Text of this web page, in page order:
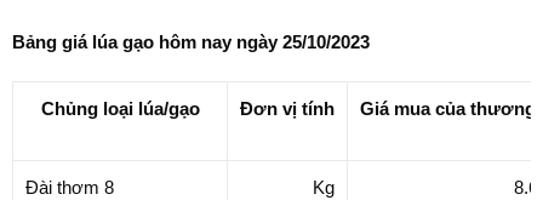
Bảng giá lúa gạo hôm nay ngày 25/10/2023
Chủng loại lúa/gạo Đơn vị tính Giá mua của thương
Đài thơm 8 Kg